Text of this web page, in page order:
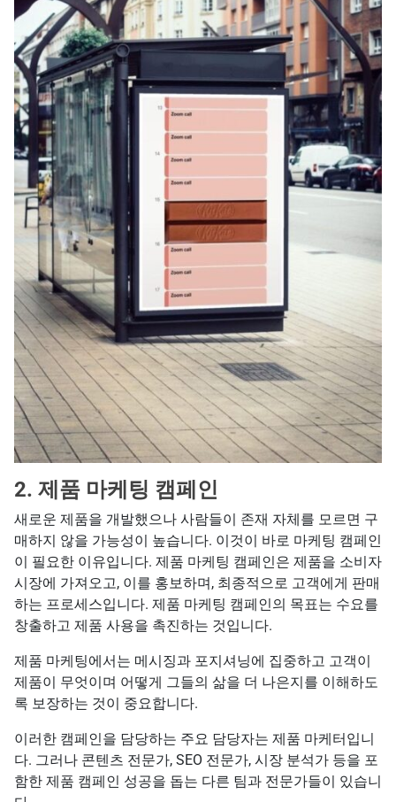
2. 제품 마케팅 캠페인
새로운 제품을 개발했으나 사람들이 존재 자체를 모르면 구
매하지 않을 가능성이 높습니다. 이것이 바로 마케팅 캠페인
이 필요한 이유입니다. 제품 마케팅 캠페인은 제품을 소비자
시장에 가져오고, 이를 홍보하며, 최종적으로 고객에게 판매
하는 프로세스입니다. 제품 마케팅 캠페인의 목표는 수요를
창출하고 제품 사용을 촉진하는 것입니다.
제품 마케팅에서는 메시징과 포지셔닝에 집중하고 고객이
제품이 무엇이며 어떻게 그들의 삶을 더 나은지를 이해하도
록 보장하는 것이 중요합니다.
이러한 캠페인을 담당하는 주요 담당자는 제품 마케터입니
다. 그러나 콘텐츠 전문가, SEO 전문가, 시장 분석가 등을 포
함한 제품 캠페인 성공을 돕는 다른 팀과 전문가들이 있습니